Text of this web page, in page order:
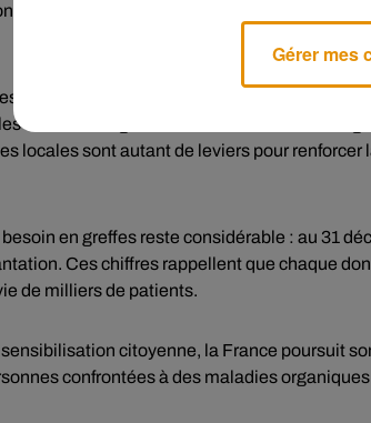
systématiquement consultés avant tout
donc centrale. Informer le public sur le rôle
refus et à augmenter encore le nombre de
locales sont autant de leviers pour
en greffes reste considérable : au 31
Ces chiffres rappellent que chaque
de milliers de patients.
citoyenne, la France poursuit
confrontées à des maladies
Gérer mes